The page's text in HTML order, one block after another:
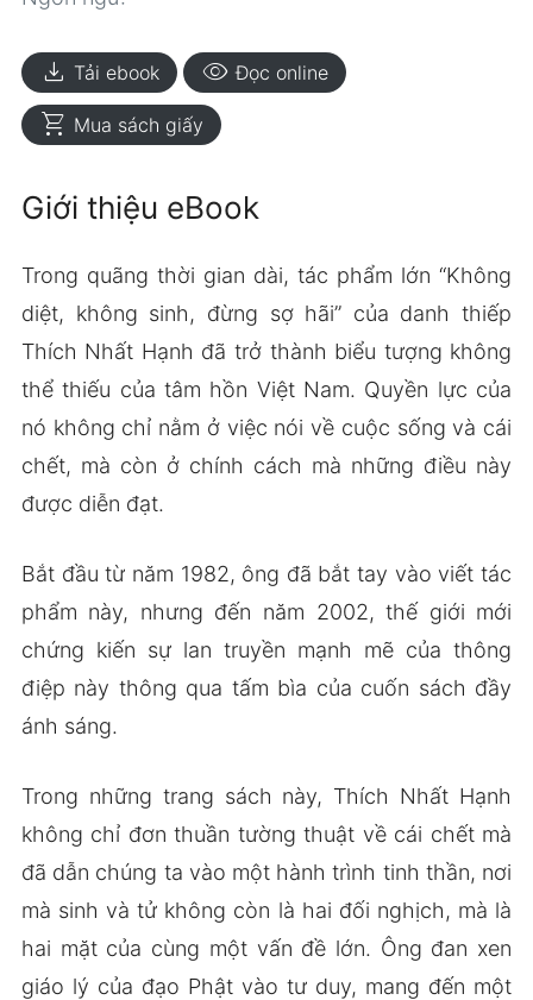
download Tải ebook visibility Đọc online
shopping_cart Mua sách giấy
Giới thiệu eBook
Trong quãng thời gian dài, tác phẩm lớn “Không
diệt, không sinh, đừng sợ hãi” của danh thiếp
Thích Nhất Hạnh đã trở thành biểu tượng không
thể thiếu của tâm hồn Việt Nam. Quyền lực của
nó không chỉ nằm ở việc nói về cuộc sống và cái
chết, mà còn ở chính cách mà những điều này
được diễn đạt.
Bắt đầu từ năm 1982, ông đã bắt tay vào viết tác
phẩm này, nhưng đến năm 2002, thế giới mới
chứng kiến sự lan truyền mạnh mẽ của thông
điệp này thông qua tấm bìa của cuốn sách đầy
ánh sáng.
Trong những trang sách này, Thích Nhất Hạnh
không chỉ đơn thuần tường thuật về cái chết mà
đã dẫn chúng ta vào một hành trình tinh thần, nơi
mà sinh và tử không còn là hai đối nghịch, mà là
hai mặt của cùng một vấn đề lớn. Ông đan xen
giáo lý của đạo Phật vào tư duy, mang đến một